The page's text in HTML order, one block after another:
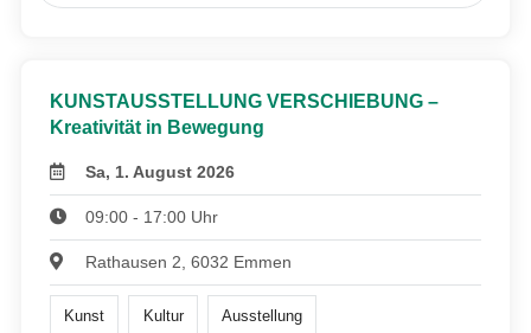
KUNSTAUSSTELLUNG VERSCHIEBUNG –
Kreativität in Bewegung
Sa, 1. August 2026
09:00 - 17:00 Uhr
Rathausen 2, 6032 Emmen
Kunst Kultur Ausstellung